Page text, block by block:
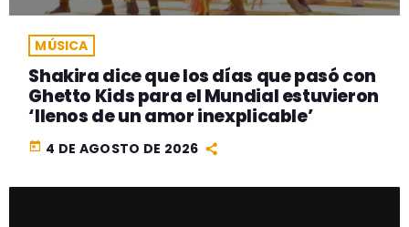
MÚSICA
Shakira dice que los días que pasó con
Ghetto Kids para el Mundial estuvieron
‘llenos de un amor inexplicable’
today 4 DE AGOSTO DE 2026